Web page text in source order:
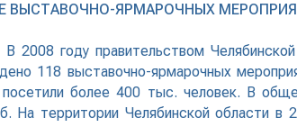
ВЫСТАВОЧНО-ЯРМАРОЧНЫХ
2008 году правительством
118 выставочно-ярмарочных
более 400 тыс. человек. В
На территории Челябинской области